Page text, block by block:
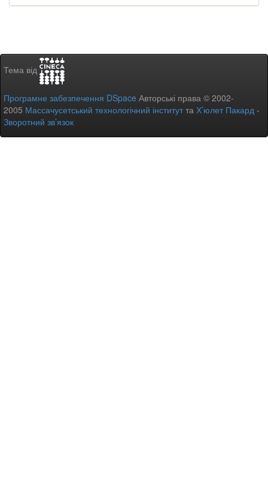
Тема від
Програмне забезпечення DSpace Авторські права © 2002-
2005 Массачусетський технологічний інститутта Х’юлет Пакард -
Зворотний зв’язок